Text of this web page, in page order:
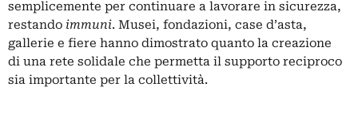
semplicemente per continuare a lavorare in sicurezza,
restando immuni. Musei, fondazioni, case d’asta,
gallerie e fiere hanno dimostrato quanto la creazione
di una rete solidale che permetta il supporto reciproco
sia importante per la collettività.